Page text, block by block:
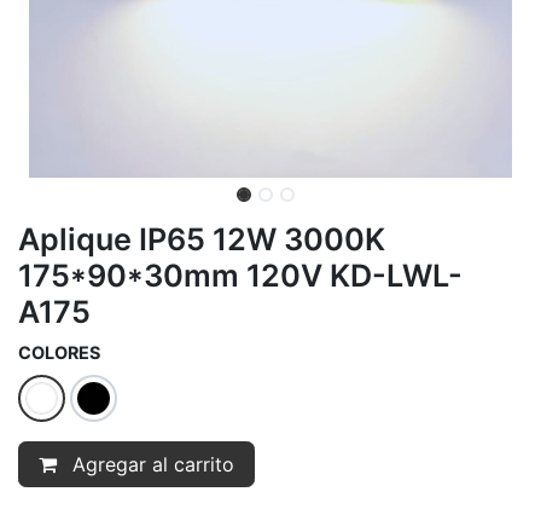
Aplique IP65 12W 3000K
175*90*30mm 120V KD-LWL-
A175
COLORES
Agregar al carrito